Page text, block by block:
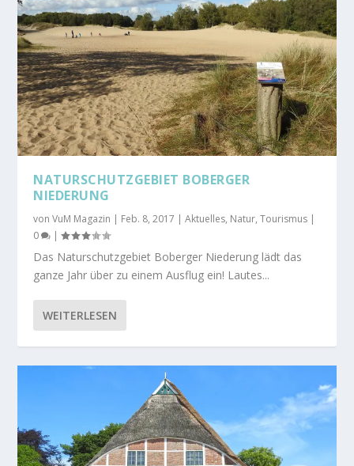
NATURSCHUTZGEBIET BOBERGER
NIEDERUNG
vonVuM Magazin | Feb. 8, 2017 |Aktuelles, Natur,Tourismus |
0
|
Das Naturschutzgebiet Boberger Niederung lädt das
ganze Jahr über zu einem Ausflug ein! Lautes...
WEITERLESEN